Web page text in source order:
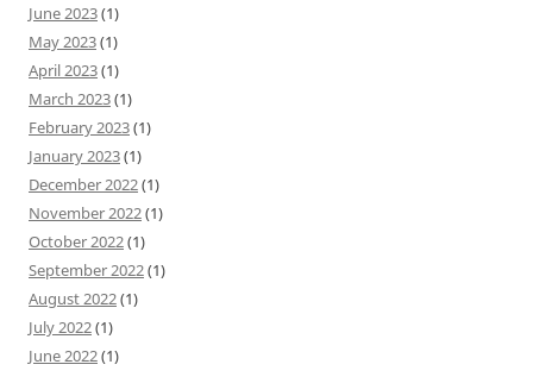
June 2023(1)
May 2023(1)
April 2023(1)
March 2023(1)
February 2023(1)
January 2023(1)
December 2022(1)
November 2022(1)
October 2022(1)
September 2022(1)
August 2022(1)
July 2022(1)
June 2022(1)